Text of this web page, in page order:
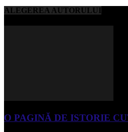
ALEGEREA AUTORULUI
O PAGINĂ DE ISTORIE